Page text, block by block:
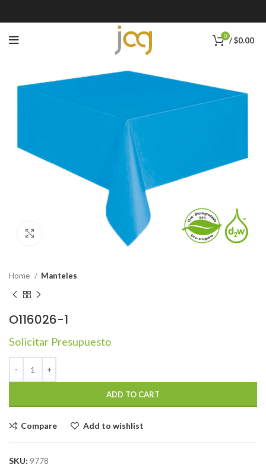
0 /$0.00
Home Manteles
O116026-1
Solicitar Presupuesto
ADD TO CART
Compare Add to wishlist
SKU: 9778